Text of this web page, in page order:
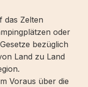
das Zelten
oder
bezüglich
Land zu Land
Voraus über die